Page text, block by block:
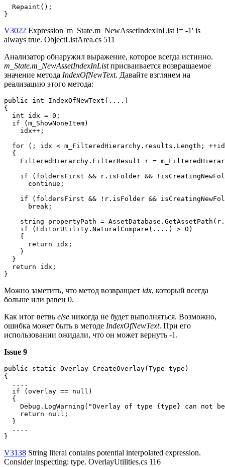
  Repaint();
}
V3022 Expression 'm_State.m_NewAssetIndexInList != -1' is
always true. ObjectListArea.cs 511
Анализатор обнаружил выражение, которое всегда истинно.
m_State.m_NewAssetIndexInListприсваивается возвращаемое
значение метода IndexOfNewText. Давайте взглянем на
реализацию этого метода:
public int IndexOfNewText(....)
{
  int idx = 0;
  if (m_ShowNoneItem)
    idx++;
for (; idx < m_FilteredHierarchy.results.Length;
  {
FilteredHierarchy.FilterResult r =
if (foldersFirst && r.isFolder &&
      continue;
if (foldersFirst && !r.isFolder &&
      break;
string propertyPath =
    if (EditorUtility.NaturalCompare(....) > 0)
    {
      return idx;
    }
  }
  return idx;
}
Можно заметить, что метод возвращает idx, который всегда
больше или равен 0.
Как итог ветвь else никогда не будет выполняться. Возможно,
ошибка может быть в методе IndexOfNewText. При его
использовании ожидали, что он может вернуть -1.
Issue 9
public static Overlay CreateOverlay(Type type)
{
  ....
  if (overlay == null)
  {
Debug.LogWarning("Overlay of type {type} can not
    return null;
  }
  ....
}
V3138 String literal contains potential interpolated expression.
Consider inspecting: type. OverlayUtilities.cs 116